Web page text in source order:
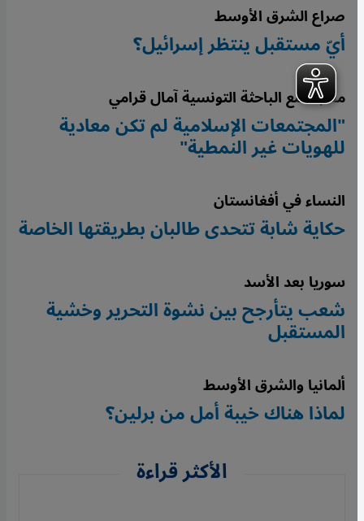
صراع الشرق الأوسط
أيّ مستقبل ينتظر إسرائيل؟
مقابلة مع الباحثة التونسية آمال قرامي
"المجتمعات الإسلامية لم تكن معادية
للهويات غير النمطية"
النساء في أفغانستان
حكاية شابة تتحدى طالبان بطريقتها الخاصة
سوريا بعد الأسد
شعب يتأرجح بين نشوة التحرير وخشية
المستقبل
ألمانيا والشرق الأوسط
لماذا هناك خيبة أمل من برلين؟
الأكثر قراءة